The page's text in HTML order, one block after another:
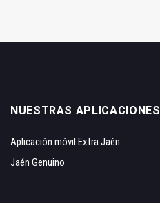
NUESTRAS APLICACIONES
Aplicación móvil Extra Jaén
Jaén Genuino